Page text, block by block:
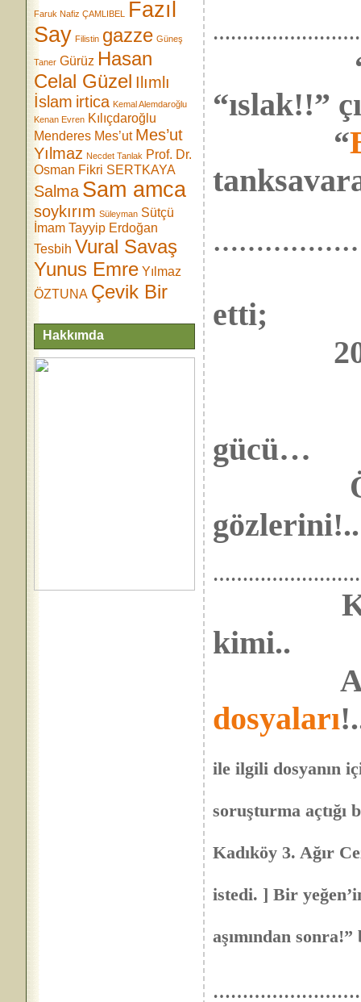
Faruk Nafiz ÇAMLIBEL
Fazıl
Say Filistin gazze Güneş
Taner Gürüz Hasan
Celal Güzel Ilımlı
İslam irtica Kemal Alemdaroğlu
Kenan Evren Kılıçdaroğlu
Menderes Mes’ut Mes’ut
Yılmaz Necdet Tanlak Prof. Dr.
Osman Fikri SERTKAYA
Salma Sam amca
soykırım Süleyman Sütçü
İmam Tayyip Erdoğan
Tesbih Vural Savaş
Yunus Emre Yılmaz
ÖZTUNA Çevik Bir
Hakkımda
“ıslak!!”
“
etti;
2010
gücü…
gözlerini!..
Kimi
kimi..
dosyaları
ile ilgili dosyanın
soruşturma açtığı
Kadıköy 3. Ağır
istedi. ] Bir
aşımından